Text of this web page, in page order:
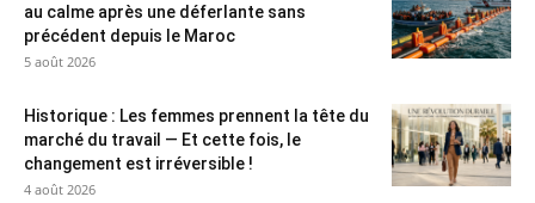
au calme après une déferlante sans
précédent depuis le Maroc
5 août 2026
Historique : Les femmes prennent la tête du
marché du travail — Et cette fois, le
changement est irréversible !
4 août 2026